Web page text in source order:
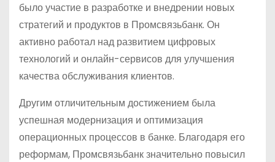
было участие в разработке и внедрении новых
стратегий и продуктов в Промсвязьбанк. Он
активно работал над развитием цифровых
технологий и онлайн-сервисов для улучшения
качества обслуживания клиентов.
Другим отличительным достижением была
успешная модернизация и оптимизация
операционных процессов в банке. Благодаря его
реформам, Промсвязьбанк значительно повысил